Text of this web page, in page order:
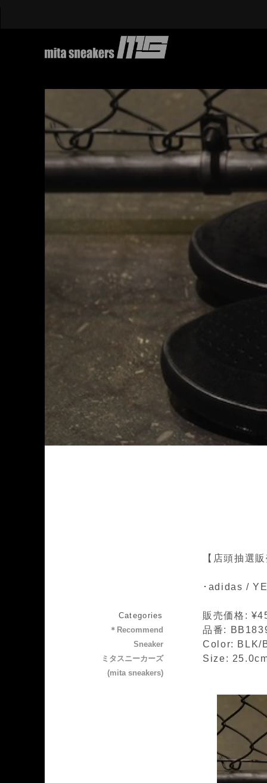
【店頭抽選
･adidas /
販売価格:
品番:
Color: BLK/
Size:
Categories
＊Recommend
Sneaker
ミタスニーカーズ
(mita sneakers)